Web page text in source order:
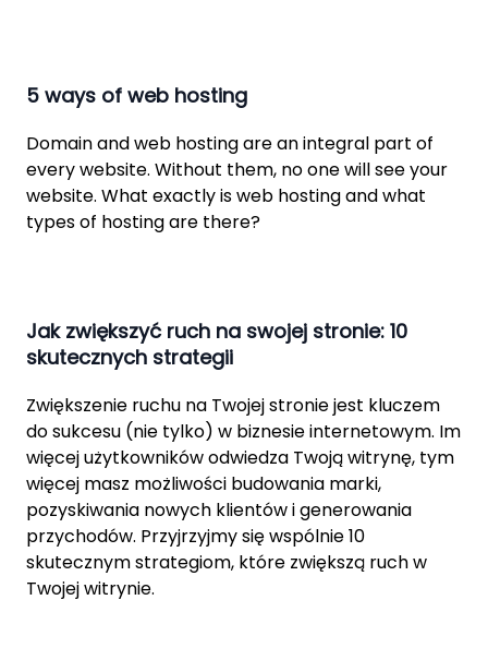
5 ways of web hosting
Domain and web hosting are an integral part of
every website. Without them, no one will see your
website. What exactly is web hosting and what
types of hosting are there?
Jak zwiększyć ruch na swojej stronie: 10
skutecznych strategii
Zwiększenie ruchu na Twojej stronie jest kluczem
do sukcesu (nie tylko) w biznesie internetowym. Im
więcej użytkowników odwiedza Twoją witrynę, tym
więcej masz możliwości budowania marki,
pozyskiwania nowych klientów i generowania
przychodów. Przyjrzyjmy się wspólnie 10
skutecznym strategiom, które zwiększą ruch w
Twojej witrynie.